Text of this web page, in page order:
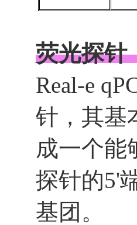
荧光探针
Real-e
针，其基
成一个能
探针的5'
基团。